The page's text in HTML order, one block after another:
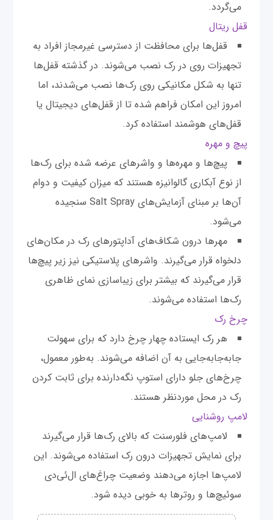
می‌گردد.
قفل ریتال
قفل‌ها برای محافظت از دسترسی غیرمجاز افراد به
تجهیزات روی در رک نصب می‌شوند. در گذشته قفل‌ها
تنها به شکل مکانیکی روی رک‌ها نصب می‌شدند، اما
امروز این امکان فراهم شده تا از قفل‌های دیجیتال یا
قفل‌های هوشمند استفاده کرد.
پیچ و مهره
پیچ‌ها و مهره‌ها و واشر‌های عرضه شده برای رک‌ها
از نوع آبکاری گالوانیزه هستند که میزان کیفیت و دوام
آن‌ها بر مبنای آزمایش‌های Salt Spray سنجیده
می‌شود.
مهرها درون شکاف‌های آداپتورهای رک در مکان‌های
دلخواه قرار می‌گیرند. واشرهای پلاستیکی نیز زیر پیچ‌ها
قرار می‌گیرند که بیشتر برای زیبا‌سازی نمای ظاهری
رک‌ها استفاده می‌شوند.
چرخ رک
هر رک ایستاده چهار چرخ دارد که برای سهولت
جابه‌جابه‌جایی به آن اضافه می‌شوند. به‌طور معمول،
چرخ‌های جلو دارای استوپ نگه‌دارنده برای ثابت کردن
رک در محل موردنظر هستند.
لامپ روشنایی
لامپ‌های فلورسنت که بالای رک‌ها قرار می‌گیرند
برای نمایش تجهیزات درون رک استفاده می‌شوند. این
لامپ‌ها اجازه می‌دهند وضعیت چراغ‌های ال‌ئی‌دی
سوئیچ‌ها و روترها به خوبی دیده شود.